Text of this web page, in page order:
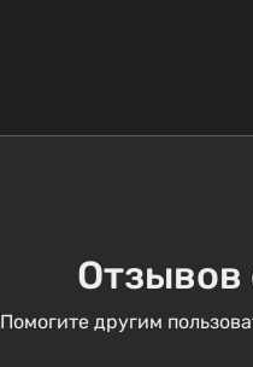
Отзывов
Помогите другим